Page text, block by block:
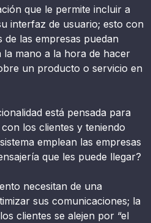
que le permite incluir a
interfaz de usuario; esto con
de las empresas puedan
mano a la hora de hacer
un producto o servicio en
está pensada para
los clientes y teniendo
emplean las empresas
que les puede llegar?
necesitan de una
sus comunicaciones; la
clientes se alejen por “el